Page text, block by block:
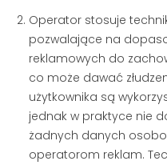
Operator stosuje
pozwalające na
reklamowych do
co może dawać
użytkownika są
jednak w praktyce nie
żadnych danych
operatorom reklam.